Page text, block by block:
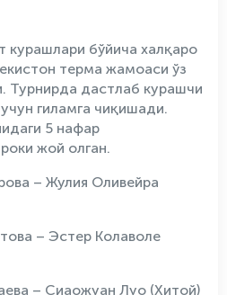
курашлари бўйича халқаро
терма жамоаси ўз
Турнирда дастлаб курашчи
гиламга чиқишади.
5 нафар
жой олган.
– Жулия Оливейра
– Эстер Колаволе
– Сиаожуан Луо (Хитой)